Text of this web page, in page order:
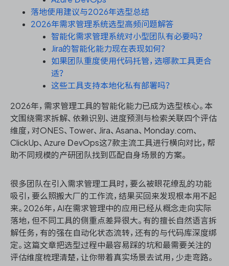
ONES 资讯
ONES 资讯
落地使用建议与2026年选型总结
2026年需求管理系统选型高频问题解答
智能化需求管理系统对小型团队有必要吗？
Jira的智能化能力现在表现如何？
如果团队重度使用代码托管，选哪款工具更合
适？
这些工具支持本地化私有部署吗？
2026年，需求管理工具的智能化能力已成为选型核心。本
文围绕需求拆解、依赖识别、进度预测与检索关联四个评估
维度，对ONES、Tower、Jira、Asana、Monday.com、
ClickUp、Azure DevOps这7款主流工具进行横向对比，帮
助不同规模的产研团队找到匹配自身场景的方案。
很多团队在引入需求管理工具时，要么被眼花缭乱的功能
吸引，要么照搬大厂的工作流，结果买回来发现根本用不起
来。2026年，AI在需求管理中的应用已经从概念走向实际
落地，但不同工具的侧重点差异很大。有的擅长自然语言拆
解任务，有的强在自动化状态流转，还有的与代码库深度绑
定。这篇文章把选型过程中最容易踩的坑和最需要关注的
评估维度梳理清楚，让你带着真实场景去试用，少走弯路。